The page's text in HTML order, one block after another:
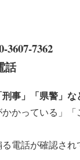
3607-7362
話
刑事」「県警」な
かかっている」
電話が確認され